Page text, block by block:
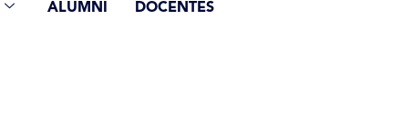
ALUMNI
DOCENTES